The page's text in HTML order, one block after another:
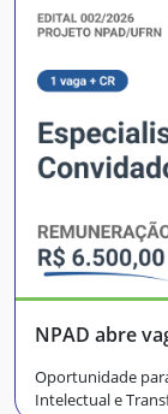
NPAD abre
Oportunidade
Intelectual e